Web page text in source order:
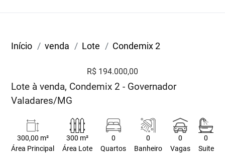
Início venda Lote Condemix 2
R$ 194.000,00
Lote à venda, Condemix 2 - Governador
Valadares/MG
300,00 m²
Área Principal
300 m²
Área Lote
0
Quartos
0
Banheiro
0
Vagas
0
Suite